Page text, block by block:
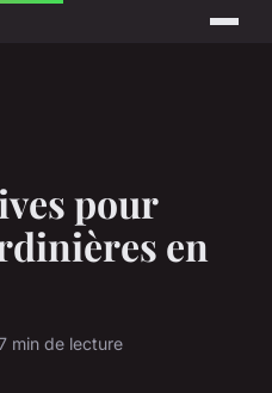
pour
en
min de lecture